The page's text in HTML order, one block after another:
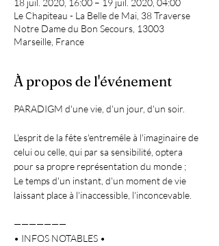
18 juil. 2020, 16:00 – 19 juil. 2020, 04:00
Le Chapiteau - La Belle de Mai, 38 Traverse
Notre Dame du Bon Secours, 13003
Marseille, France
À propos de l'événement
PARADIGM d'une vie, d'un jour, d'un soir.
L'esprit de la fête s'entremêle à l'imaginaire de
celui ou celle, qui par sa sensibilité, optera
pour sa propre représentation du monde ;
Le temps d'un instant, d'un moment de vie
laissant place à l'inaccessible, l'inconcevable.
———————
• INFOS NOTABLES •